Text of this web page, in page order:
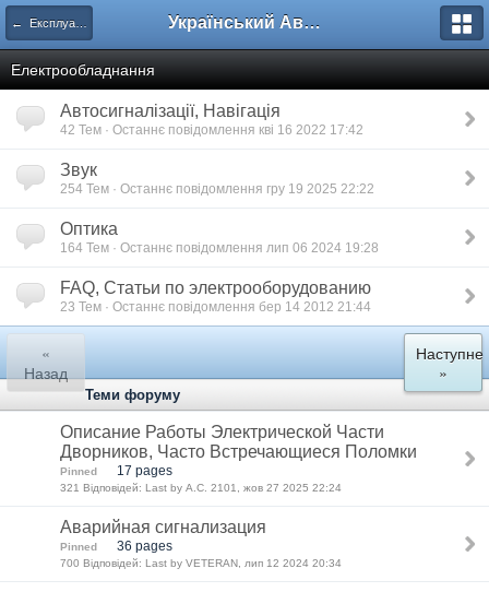
← Експлуатація, ремонт та удосконалення Український Автоклуб ВАЗ
Електрообладнання
Автосигналізації, Навігація
42 Тем · Останнє повідомлення кві 16 2022 17:42
Звук
254 Тем · Останнє повідомлення гру 19 2025 22:22
Оптика
164 Тем · Останнє повідомлення лип 06 2024 19:28
FAQ, Статьи по электрооборудованию
23 Тем · Останнє повідомлення бер 14 2012 21:44
«
Назад
Наступне
»
Теми форуму
Описание Работы Электрической Части
Дворников, Часто Встречающиеся Поломки
Pinned 17 pages
321 Відповідей: Last by А.С. 2101, жов 27 2025 22:24
Аварийная сигнализация
Pinned 36 pages
700 Відповідей: Last by VETERAN, лип 12 2024 20:34